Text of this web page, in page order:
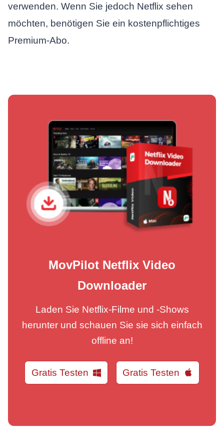
verwenden. Wenn Sie jedoch Netflix sehen
möchten, benötigen Sie ein kostenpflichtiges
Premium-Abo.
MovPilot Netflix Video
Downloader
Laden Sie Netflix-Filme und -Shows
herunter und schauen Sie sie sich einfach
offline an!
Gratis Testen Gratis Testen